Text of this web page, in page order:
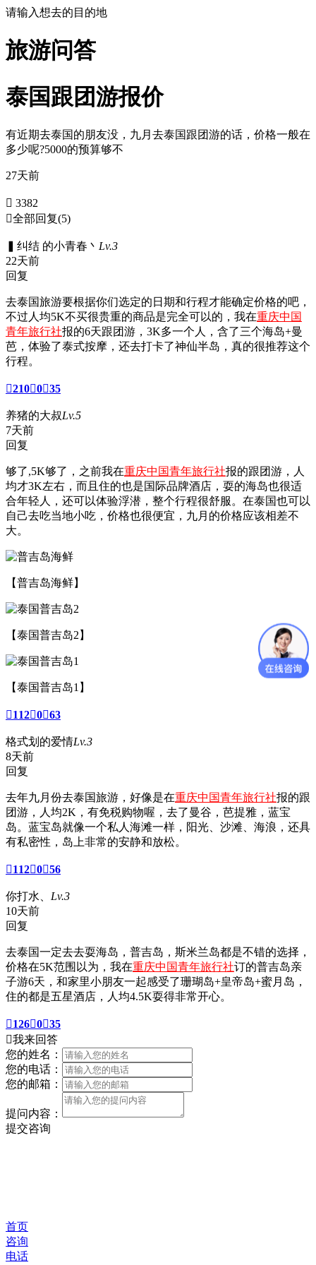
请输入想去的目的地
旅游问答
泰国跟团游报价
有近期去泰国的朋友没，九月去泰国跟团游的话，价格一般在
多少呢?5000的预算够不
27天前
 3382
全部回复(5)
▍纠结 的小青春丶 Lv.3
22天前
回复
去泰国旅游要根据你们选定的日期和行程才能确定价格的吧，
不过人均5K不买很贵重的商品是完全可以的，我在重庆中国
青年旅行社报的6天跟团游，3K多一个人，含了三个海岛+曼
芭，体验了泰式按摩，还去打卡了神仙半岛，真的很推荐这个
行程。
210035
养猪的大叔Lv.5
7天前
回复
够了,5K够了，之前我在重庆中国青年旅行社报的跟团游，人
均才3K左右，而且住的也是国际品牌酒店，耍的海岛也很适
合年轻人，还可以体验浮潜，整个行程很舒服。在泰国也可以
自己去吃当地小吃，价格也很便宜，九月的价格应该相差不
大。
【普吉岛海鲜】
【泰国普吉岛2】
【泰国普吉岛1】
112063
格式划的爱情Lv.3
8天前
回复
去年九月份去泰国旅游，好像是在重庆中国青年旅行社报的跟
团游，人均2K，有免税购物喔，去了曼谷，芭提雅，蓝宝
岛。蓝宝岛就像一个私人海滩一样，阳光、沙滩、海浪，还具
有私密性，岛上非常的安静和放松。
112056
你打水、 Lv.3
10天前
回复
去泰国一定去去耍海岛，普吉岛，斯米兰岛都是不错的选择，
价格在5K范围以为，我在重庆中国青年旅行社订的普吉岛亲
子游6天，和家里小朋友一起感受了珊瑚岛+皇帝岛+蜜月岛，
住的都是五星酒店，人均4.5K耍得非常开心。
126035
我来回答
您的姓名：
您的电话：
您的邮箱：
提问内容：
提交咨询
首页
咨询
电话